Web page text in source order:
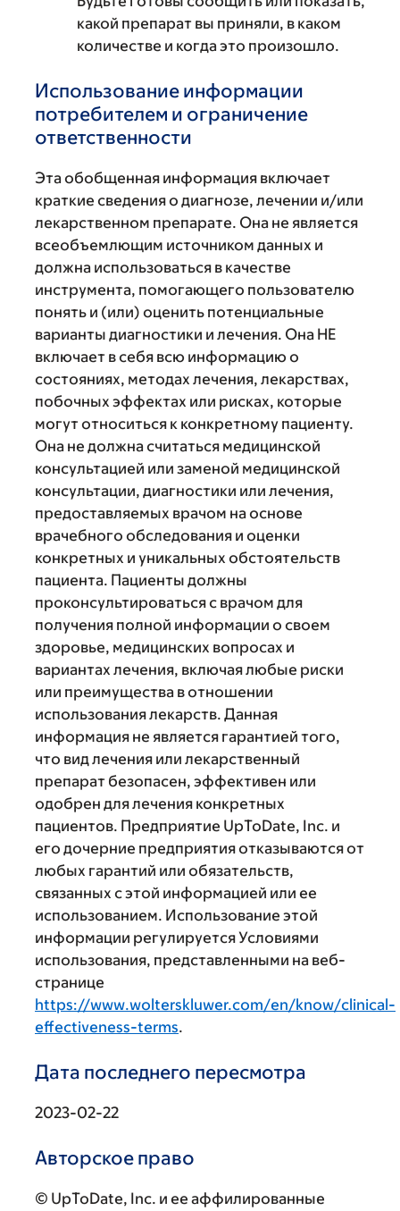
какой препарат вы приняли, в каком
количестве и когда это произошло.
Использование информации
потребителем и ограничение
ответственности
Эта обобщенная информация включает
краткие сведения о диагнозе, лечении и/или
лекарственном препарате. Она не является
всеобъемлющим источником данных и
должна использоваться в качестве
инструмента, помогающего пользователю
понять и (или) оценить потенциальные
варианты диагностики и лечения. Она НЕ
включает в себя всю информацию о
состояниях, методах лечения, лекарствах,
побочных эффектах или рисках, которые
могут относиться к конкретному пациенту.
Она не должна считаться медицинской
консультацией или заменой медицинской
консультации, диагностики или лечения,
предоставляемых врачом на основе
врачебного обследования и оценки
конкретных и уникальных обстоятельств
пациента. Пациенты должны
проконсультироваться с врачом для
получения полной информации о своем
здоровье, медицинских вопросах и
вариантах лечения, включая любые риски
или преимущества в отношении
использования лекарств. Данная
информация не является гарантией того,
что вид лечения или лекарственный
препарат безопасен, эффективен или
одобрен для лечения конкретных
пациентов. Предприятие UpToDate, Inc. и
его дочерние предприятия отказываются от
любых гарантий или обязательств,
связанных с этой информацией или ее
использованием. Использование этой
информации регулируется Условиями
использования, представленными на веб-
странице
https://www.wolterskluwer.com/en/know/clinical-
effectiveness-terms.
Дата последнего пересмотра
2023-02-22
Авторское право
© UpToDate, Inc. и ее аффилированные